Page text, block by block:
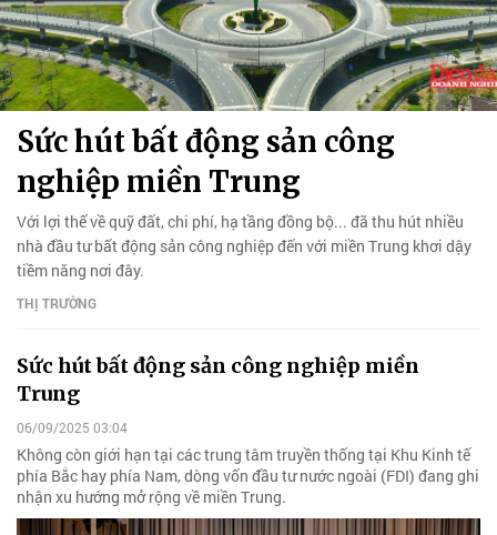
Sức hút bất động sản công
nghiệp miền Trung
Với lợi thế về quỹ đất, chi phí, hạ tầng đồng bộ... đã thu hút nhiều
nhà đầu tư bất động sản công nghiệp đến với miền Trung khơi dậy
tiềm năng nơi đây.
THỊ TRƯỜNG
Sức hút bất động sản công nghiệp miền
Trung
06/09/2025 03:04
Không còn giới hạn tại các trung tâm truyền thống tại Khu Kinh tế
phía Bắc hay phía Nam, dòng vốn đầu tư nước ngoài (FDI) đang ghi
nhận xu hướng mở rộng về miền Trung.